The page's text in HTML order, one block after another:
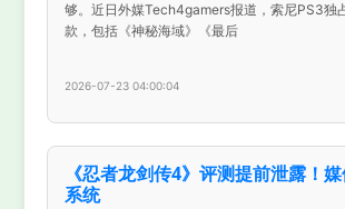
够。近日外媒Tech4gamers报道，索尼PS3独
款，包括《神秘海域》《最后
2026-07-23 04:00:04
《忍者龙剑传4》评测提前泄露！
系统